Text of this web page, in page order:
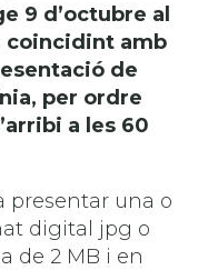
9 d’octubre al
coincidint amb
de
per ordre
a les 60
presentar una o
digital jpg o
de 2 MB i en